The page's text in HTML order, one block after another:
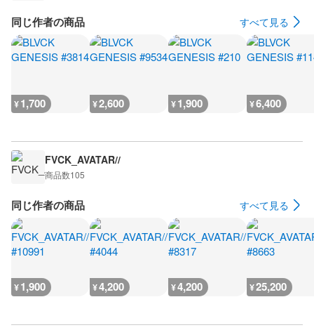
同じ作者の商品 すべて見る
¥1,700 ¥2,600 ¥1,900 ¥6,400
FVCK_AVATAR//
商品数105
同じ作者の商品 すべて見る
¥1,900 ¥4,200 ¥4,200 ¥25,200